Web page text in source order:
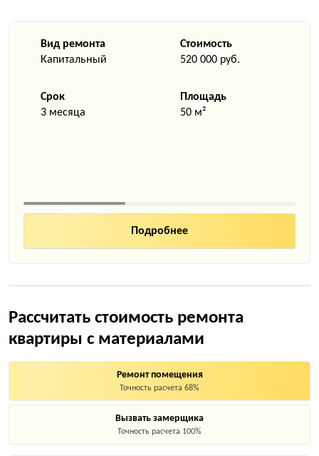
Вид ремонта
Капитальный
Стоимость
520 000 руб.
Срок
3 месяца
Площадь
50 м²
Рассчитать стоимость ремонта
квартиры с материалами
Ремонт помещения
Точность расчета 68%
Вызвать замерщика
Точность расчета 100%